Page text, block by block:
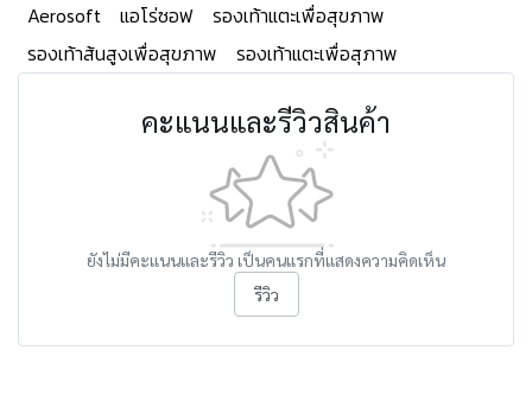
Aerosoft แอโร่ซอฟ
รองเท้าแตะเพื่อสุขภาพ
รองเท้าส้นสูงเพื่อสุขภาพ
รองเท้าแตะเพื่อสุภาพ
คะแนนและรีวิวสินค้า
ยังไม่มีคะแนนและรีวิว เป็นคนแรกที่แสดงความคิดเห็น
รีวิว